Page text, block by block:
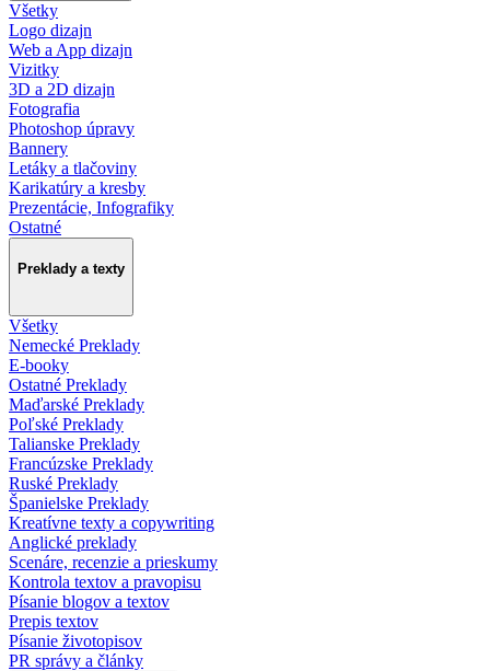
Všetky
Logo dizajn
Web a App dizajn
Vizitky
3D a 2D dizajn
Fotografia
Photoshop úpravy
Bannery
Letáky a tlačoviny
Karikatúry a kresby
Prezentácie, Infografiky
Ostatné
Preklady a texty
Všetky
Nemecké Preklady
E-booky
Ostatné Preklady
Maďarské Preklady
Poľské Preklady
Talianske Preklady
Francúzske Preklady
Ruské Preklady
Španielske Preklady
Kreatívne texty a copywriting
Anglické preklady
Scenáre, recenzie a prieskumy
Kontrola textov a pravopisu
Písanie blogov a textov
Prepis textov
Písanie životopisov
PR správy a články